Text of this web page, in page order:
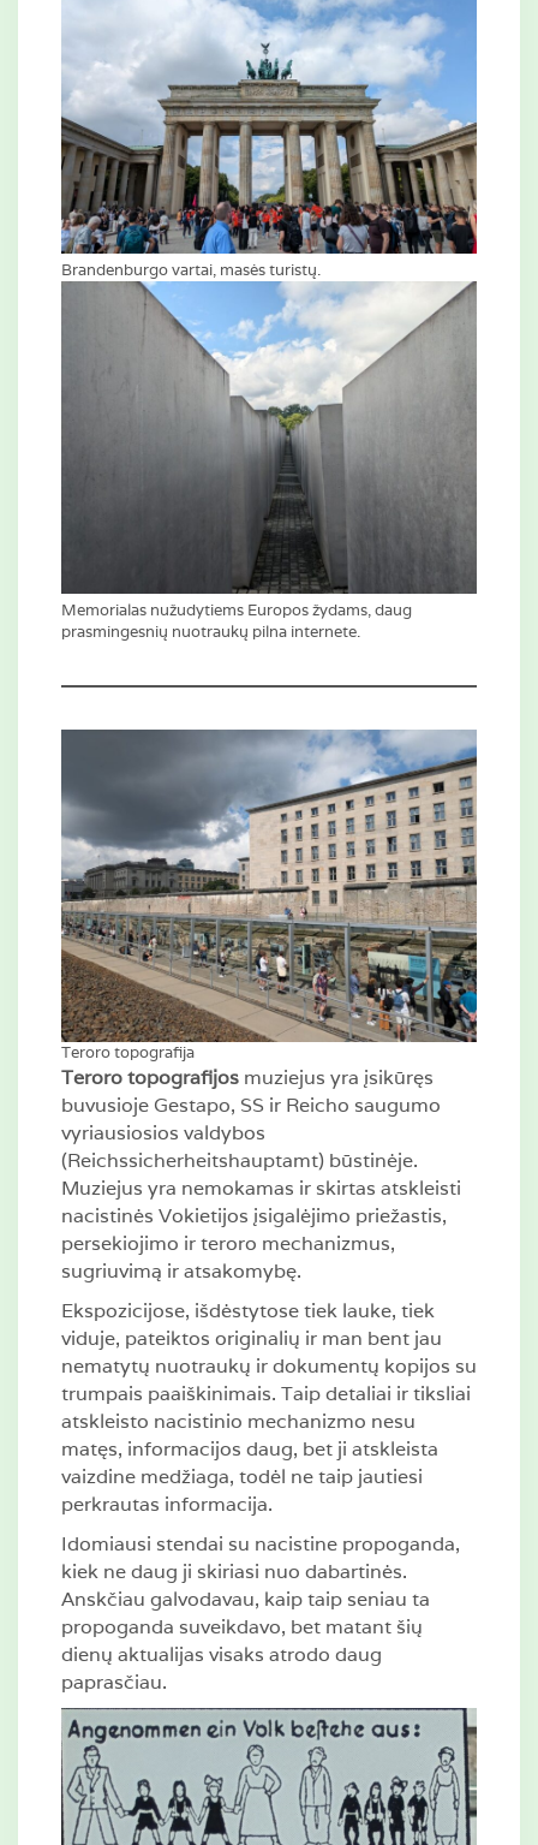
Brandenburgo vartai, masės turistų.
Memorialas nužudytiems Europos žydams, daug
prasmingesnių nuotraukų pilna internete.
Teroro topografija
Teroro topografijosmuziejus yra įsikūręs
buvusioje Gestapo, SS ir Reicho saugumo
vyriausiosios valdybos
(Reichssicherheitshauptamt) būstinėje.
Muziejus yra nemokamas ir skirtas atskleisti
nacistinės Vokietijos įsigalėjimo priežastis,
persekiojimo ir teroro mechanizmus,
sugriuvimą ir atsakomybę.
Ekspozicijose, išdėstytose tiek lauke, tiek
viduje, pateiktos originalių ir man bent jau
nematytų nuotraukų ir dokumentų kopijos su
trumpais paaiškinimais. Taip detaliai ir tiksliai
atskleisto nacistinio mechanizmo nesu
matęs, informacijos daug, bet ji atskleista
vaizdine medžiaga, todėl ne taip jautiesi
perkrautas informacija.
Idomiausi stendai su nacistine propoganda,
kiek ne daug ji skiriasi nuo dabartinės.
Anskčiau galvodavau, kaip taip seniau ta
propoganda suveikdavo, bet matant šių
dienų aktualijas visaks atrodo daug
paprasčiau.